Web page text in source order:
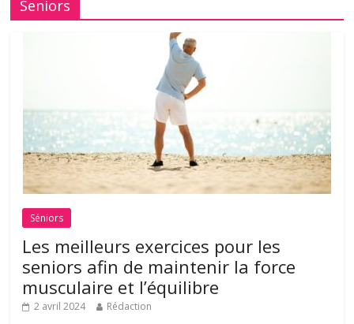
Seniors
Séniors
Les meilleurs exercices pour les
seniors afin de maintenir la force
musculaire et l’équilibre
2 avril 2024 Rédaction